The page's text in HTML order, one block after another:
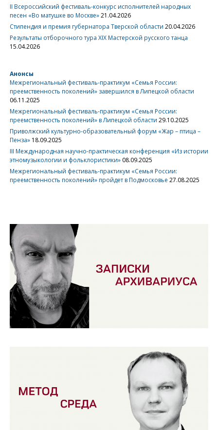
II Всероссийский фестиваль-конкурс исполнителей народных
песен «Во матушке во Москве»21.04.2026
Стипендия и премия губернатора Тверской области 20.04.2026
Результаты отборочного тура XIX Мастерской русского танца
15.04.2026
Анонсы
Межрегиональный фестиваль-практикум «Семья России:
преемственность поколений» завершился в Липецкой области
06.11.2025
Межрегиональный фестиваль-практикум «Семья России:
преемственность поколений» в Липецкой области 29.10.2025
Приволжский культурно-образовательный форум «Жар – птица –
Пенза» 18.09.2025
III Международная научно-практическая конференция «Из истории
этномузыкологии и фольклористики» 08.09.2025
Межрегиональный фестиваль-практикум «Семья России:
преемственность поколений» пройдет в Подмосковье 27.08.2025